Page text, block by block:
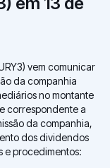
vem comunicar
da companhia
no montante
correspondente a
da companhia,
dos dividendos
e procedimentos: